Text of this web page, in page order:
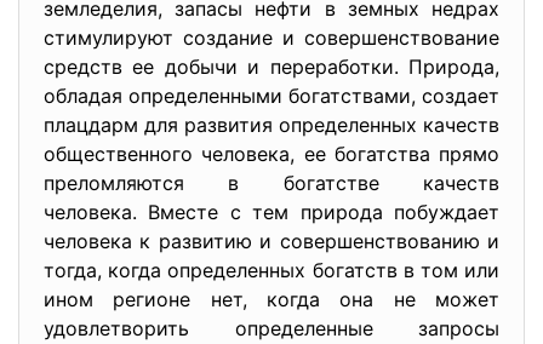
земледелия, запасы нефти в земных недрах
стимулируют создание и совершенствование
средств ее добычи и переработки. Природа,
обладая определенными богатствами, создает
плацдарм для развития определенных качеств
общественного человека, ее богатства прямо
преломляются в богатстве качеств
человека. Вместе с тем природа побуждает
человека к развитию и совершенствованию и
тогда, когда определенных богатств в том или
ином регионе нет, когда она не может
удовлетворить определенные запросы